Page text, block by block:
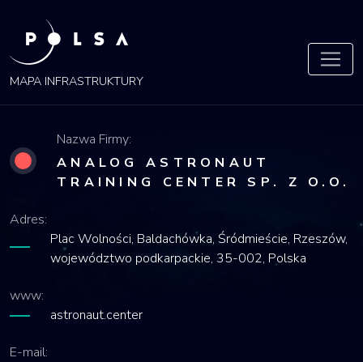
POLSA
MAPA
MAPA INFRASTRUKTURY
Nazwa Firmy:
ANALOG ASTRONAUT
TRAINING CENTER SP. Z O.O.
Adres:
Plac Wolności, Baldachówka, Śródmieście, Rzeszów,
województwo podkarpackie, 35-002, Polska
www:
astronaut.center
E-mail: